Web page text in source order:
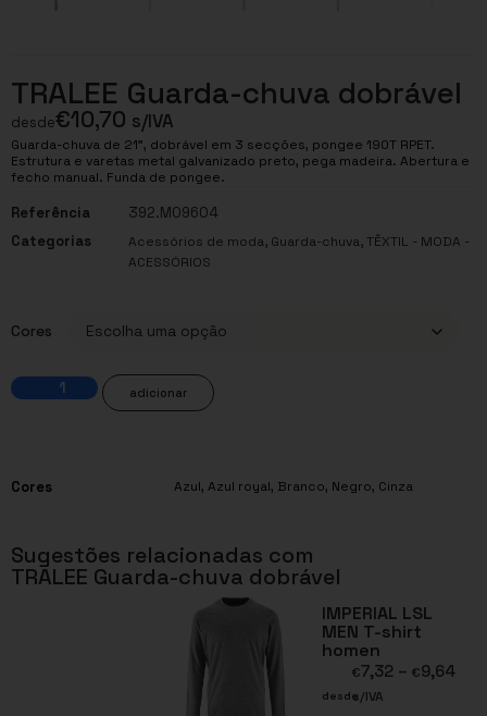
TRALEE Guarda-chuva dobrável
desde€10,70 s/IVA
Guarda-chuva de 21”, dobrável em 3 secções, pongee 190T RPET.
Estrutura e varetas metal galvanizado preto, pega madeira. Abertura e
fecho manual. Funda de pongee.
Referência
392.MO9604
Categorias
Acessórios de moda, Guarda-chuva,TÊXTIL - MODA -
ACESSÓRIOS
Cores
adicionar
Cores Azul, Azul royal, Branco, Negro, Cinza
Sugestões relacionadas com
TRALEE Guarda-chuva dobrável
IMPERIAL LSL
MEN T-shirt
homen
desde
€7,32 – €9,64
s/IVA